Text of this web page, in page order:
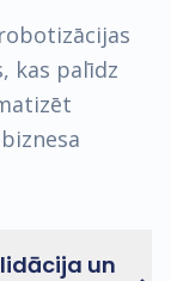
kas palīdz
un